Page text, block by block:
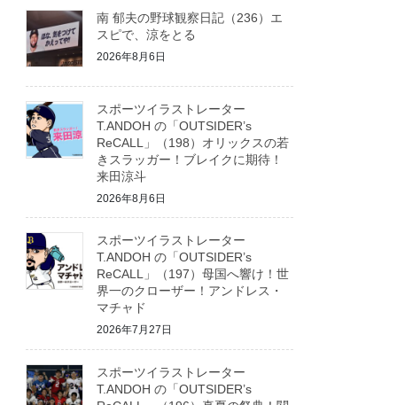
南 郁夫の野球観察日記（236）エ
スピで、涼をとる
2026年8月6日
スポーツイラストレーター
T.ANDOH の「OUTSIDER’s
ReCALL」（198）オリックスの若
きスラッガー！ブレイクに期待！
来田涼斗
2026年8月6日
スポーツイラストレーター
T.ANDOH の「OUTSIDER’s
ReCALL」（197）母国へ響け！世
界一のクローザー！アンドレス・
マチャド
2026年7月27日
スポーツイラストレーター
T.ANDOH の「OUTSIDER’s